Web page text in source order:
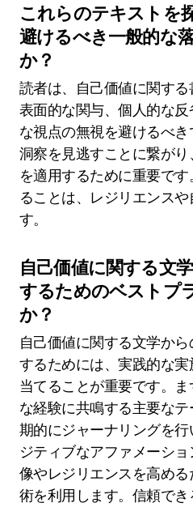
これらのテキストを
避けるべき一般的な
か？
読者は、自己価値に関する
表面的な関与、個人的な
な視点の無視を避けるべ
洞察を見逃すことに繋が
を適用するために重要で
ることは、レジリエンス
す。
自己価値に関する文
するためのベストプ
か？
自己価値に関する文学か
するためには、実践的な
当てることが重要です。
な経験に共鳴する主要な
期的にジャーナリングを
ジティブなアファメーシ
像やレジリエンスを高め
術を利用します。信頼で